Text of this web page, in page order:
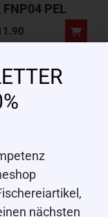
FNP04 PEL
nächsten